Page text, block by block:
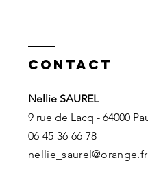
Contact
Nellie SAUREL
9 rue de Lacq - 64000
06 45 36 66 78
nellie_saurel@orange.fr